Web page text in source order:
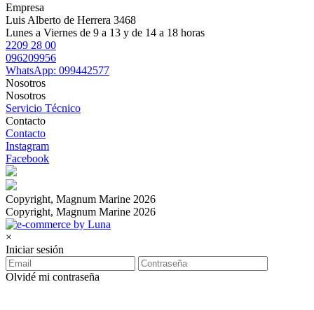
Empresa
Luis Alberto de Herrera 3468
Lunes a Viernes de 9 a 13 y de 14 a 18 horas
2209 28 00
096209956
WhatsApp: 099442577
Nosotros
Nosotros
Servicio Técnico
Contacto
Contacto
Instagram
Facebook
Copyright, Magnum Marine 2026
Copyright, Magnum Marine 2026
×
Iniciar sesión
Olvidé mi contraseña